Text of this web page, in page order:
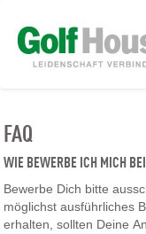
FAQ
WIE BEWERBE ICH MICH
Bewerbe Dich bitte
möglichst ausführliches
erhalten, sollten Deine